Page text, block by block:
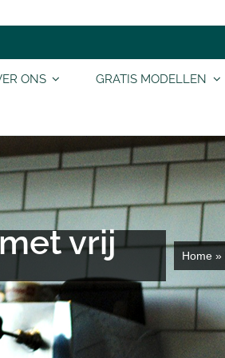
ONS GRATIS MODELLEN
vrij Home »